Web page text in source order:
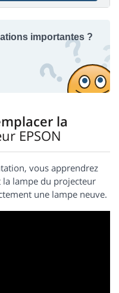
importantes ?
la
EPSON
vous apprendrez
lampe du projecteur
une lampe neuve.